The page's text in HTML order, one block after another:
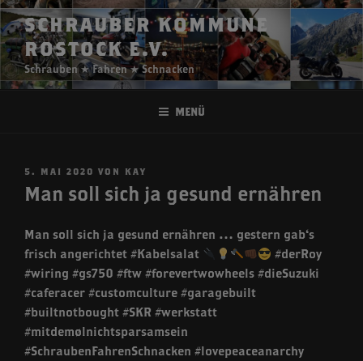
Zum
Inhalt
springen
SCHRAUBER KOMMUNE
ROSTOCK E.V.
Schrauben ★ Fahren ★ Schnacken
Menü
VERÖFFENTLICHT
5. MAI 2020 VON KAY
Man soll sich ja gesund ernähren
Man soll sich ja gesund ernähren … gestern gab‘s
frisch angerichtet #Kabelsalat
#derRoy
#wiring #gs750 #ftw #forevertwowheels #dieSuzuki
#caferacer #customculture #garagebuilt
#builtnotbought #SKR #werkstatt
#mitdemølnichtsparsamsein
#SchraubenFahrenSchnacken #lovepeaceanarchy